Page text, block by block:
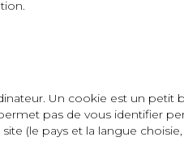
Un cookie est un petit
pas de vous identifier
(le pays et la langue